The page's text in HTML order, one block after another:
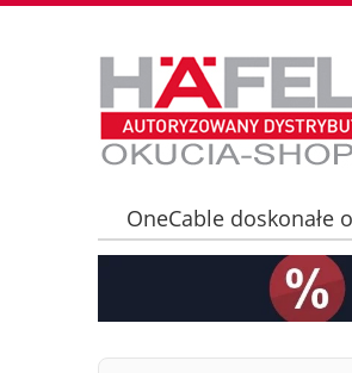
OneCable doskonałe
Oświetlenie LED